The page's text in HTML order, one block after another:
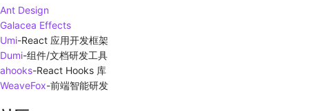
Ant Design
Galacea Effects
Umi-React 应用开发框架
Dumi-组件/文档研发工具
ahooks-React Hooks 库
WeaveFox-前端智能研发